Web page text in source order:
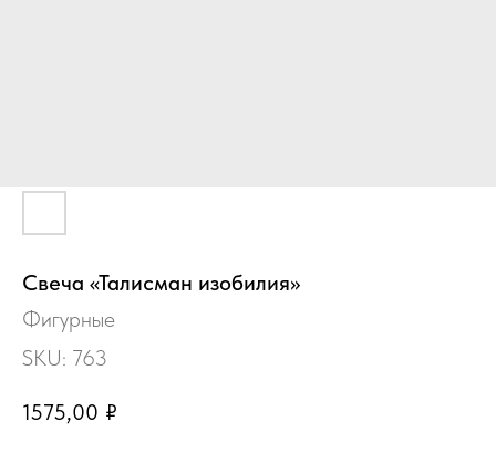
Свеча «Талисман изобилия»
Фигурные
SKU: 763
1575,00 ₽